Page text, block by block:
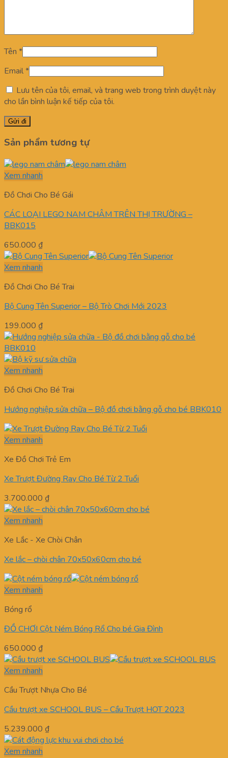
Tên *
Email*
Lưu tên của tôi, email, và trang web trong trình duyệt này
cho lần bình luận kế tiếp của tôi.
Sản phẩm tương tự
Xem nhanh
Đồ Chơi Cho Bé Gái
CÁC LOẠI LEGO NAM CHÂM TRÊN THỊ TRƯỜNG –
BBK015
650.000 ₫
Xem nhanh
Đồ Chơi Cho Bé Trai
Bộ Cung Tên Superior – Bộ Trò Chơi Mới 2023
199.000 ₫
Xem nhanh
Đồ Chơi Cho Bé Trai
Hướng nghiệp sửa chữa – Bộ đồ chơi bằng gỗ cho bé BBK010
Xem nhanh
Xe Đồ Chơi Trẻ Em
Xe Trượt Đường Ray Cho Bé Từ 2 Tuổi
3.700.000 ₫
Xem nhanh
Xe Lắc - Xe Chòi Chân
Xe lắc – chòi chân 70x50x60cm cho bé
Xem nhanh
Bóng rổ
ĐỒ CHƠI Cột Ném Bóng Rổ Cho bé Gia Đình
650.000 ₫
Xem nhanh
Cầu Trượt Nhựa Cho Bé
Cầu trượt xe SCHOOL BUS – Cầu Trượt HOT 2023
5.239.000 ₫
Xem nhanh